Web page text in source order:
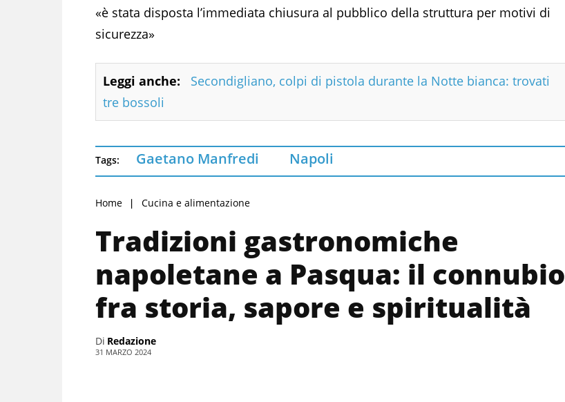
«è stata disposta l’immediata chiusura al pubblico della struttura per motivi di
sicurezza»
Leggi anche:
Secondigliano, colpi di pistola durante la Notte bianca: trovati
tre bossoli
Tags: Gaetano Manfredi Napoli
Home Cucina e alimentazione
Tradizioni gastronomiche
napoletane a Pasqua: il connubio
fra storia, sapore e spiritualità
Di Redazione
31 MARZO 2024